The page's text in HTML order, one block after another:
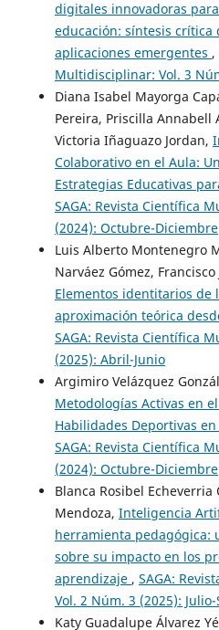
digitales innovadoras
educación: síntesis crítica
aplicaciones emergentes ,
Multidisciplinar: Vol. 3
Diana Isabel Mayorga
Pereira, Priscilla Annabell
Victoria Iñaguazo Jordan,
Colaborativo en el Aula:
Estrategias Educativas
SAGA: Revista Científica
(2024): Octubre-Diciembre
Luis Alberto Montenegro
Narváez Gómez,
Elementos identitarios de
aproximación teórica
SAGA: Revista Científica
(2025): Abril-Junio
Argimiro Velázquez
Metodologías Activas en
Habilidades Deportivas
SAGA: Revista Científica
(2024): Octubre-Diciembre
Blanca Rosibel
Mendoza, Inteligencia
herramienta pedagógica:
sobre su impacto en los
aprendizaje , SAGA:
Vol. 2 Núm. 3 (2025):
Katy Guadalupe Álvarez